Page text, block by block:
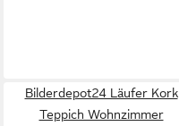
Bilderdepot24 Läufer Kork
Teppich Wohnzimmer